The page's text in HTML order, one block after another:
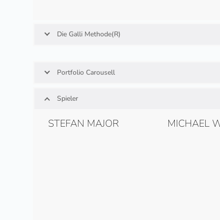
Die Galli Methode(R)
Portfolio Carousell
Spieler
STEFAN MAJOR MICHAEL